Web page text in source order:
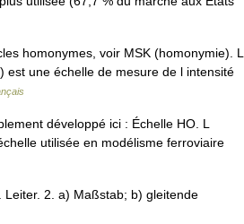
homonymes, voir MSK (homonymie). L
est une échelle de mesure de l intensité
développé ici : Échelle HO. L
utilisée en modélisme ferroviaire
2. a) Maßstab; b) gleitende